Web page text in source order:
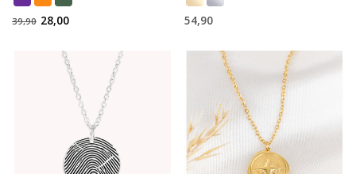
39,90 28,00 54,90